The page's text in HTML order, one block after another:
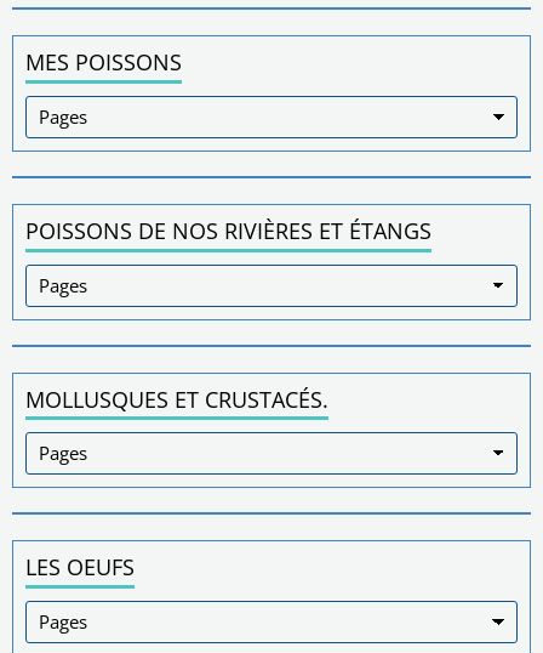
MES POISSONS
POISSONS DE NOS RIVIÈRES ET ÉTANGS
MOLLUSQUES ET CRUSTACÉS.
LES OEUFS